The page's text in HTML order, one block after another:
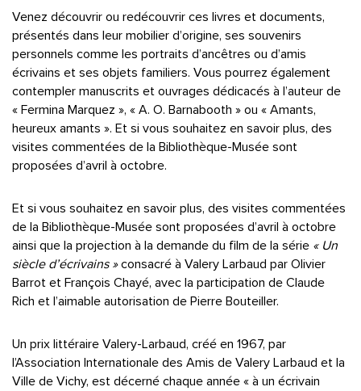
Venez découvrir ou redécouvrir ces livres et documents,
présentés dans leur mobilier d’origine, ses souvenirs
personnels comme les portraits d’ancêtres ou d’amis
écrivains et ses objets familiers. Vous pourrez également
contempler manuscrits et ouvrages dédicacés à l’auteur de
« Fermina Marquez », « A. O. Barnabooth » ou « Amants,
heureux amants ». Et si vous souhaitez en savoir plus, des
visites commentées de la Bibliothèque-Musée sont
proposées d’avril à octobre.
Et si vous souhaitez en savoir plus, des visites commentées
de la Bibliothèque-Musée sont proposées d’avril à octobre
ainsi que la projection à la demande du film de la série « Un
siècle d’écrivains »consacré à Valery Larbaud par Olivier
Barrot et François Chayé, avec la participation de Claude
Rich et l’aimable autorisation de Pierre Bouteiller.
Un prix littéraire Valery-Larbaud, créé en 1967, par
l’Association Internationale des Amis de Valery Larbaud et la
Ville de Vichy, est décerné chaque année « à un écrivain